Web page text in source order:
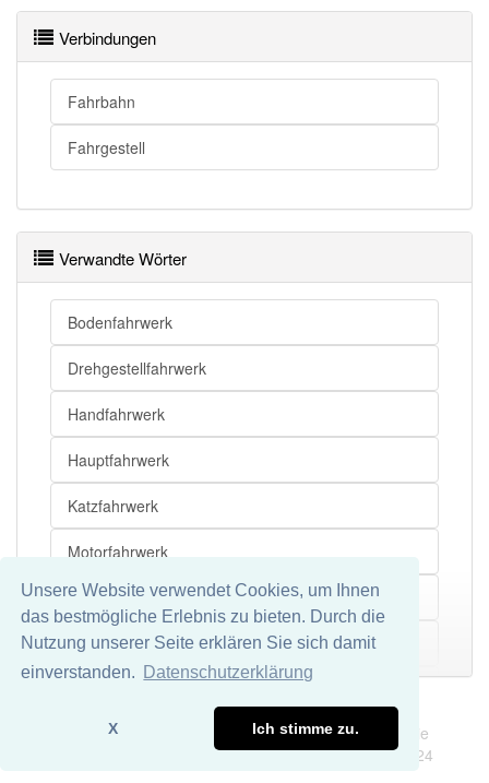
Unsere Website verwendet Cookies, um Ihnen
das bestmögliche Erlebnis zu bieten. Durch die
Nutzung unserer Seite erklären Sie sich damit
einverstanden.
Datenschutzerklärung
X Ich stimme zu.
Verbindungen
Fahrbahn
Fahrgestell
Verwandte Wörter
Bodenfahrwerk
Drehgestellfahrwerk
Handfahrwerk
Hauptfahrwerk
Katzfahrwerk
Motorfahrwerk
Obergurtfahrwerk
Raupenfahrwerk
Untergurtfahrwerk
Mehr
Datenschutz
Wir übernehmen keine Garantie und keine Haftung für die
Richtigkeit und Vollständigkeit dieser Seite. DDDEasy 2024